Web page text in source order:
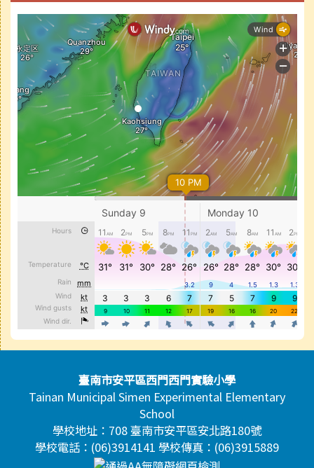
頁尾區域內容臺南市安平區西門西門實驗小學
Tainan Municipal Simen Experimental Elementary
School
學校地址：708 臺南市安平區安北路180號
學校電話：(06)3914141 學校傳真：(06)3915889